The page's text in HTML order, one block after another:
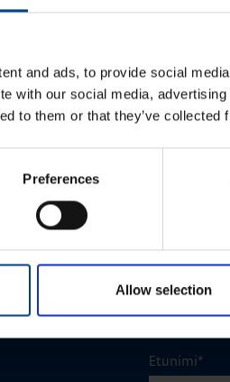
and ads, to provide social
with our social media,
to them or that they’ve
Preferences
Allow selection
Etunimi*